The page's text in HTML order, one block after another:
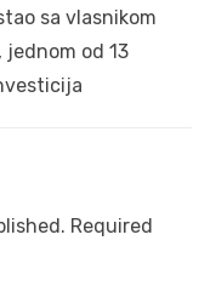
sa vlasnikom
od 13
Required